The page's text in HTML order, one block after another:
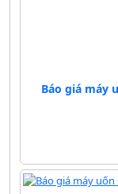
Báo giá máy